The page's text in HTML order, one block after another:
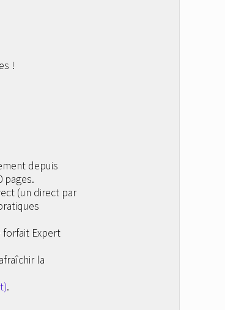
!
depuis
pages.
(un direct par
forfait Expert
la
.